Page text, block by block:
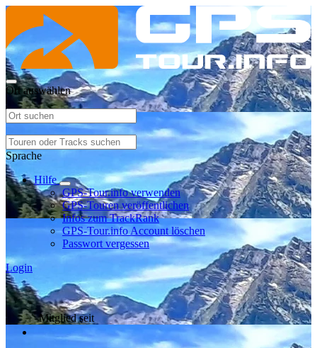
Ort auswählen
Sprache
Hilfe
GPS-Tour.info verwenden
GPS-Touren veröffentlichen
Infos zum TrackRank
GPS-Tour.info Account löschen
Passwort vergessen
Login
Mitglied seit